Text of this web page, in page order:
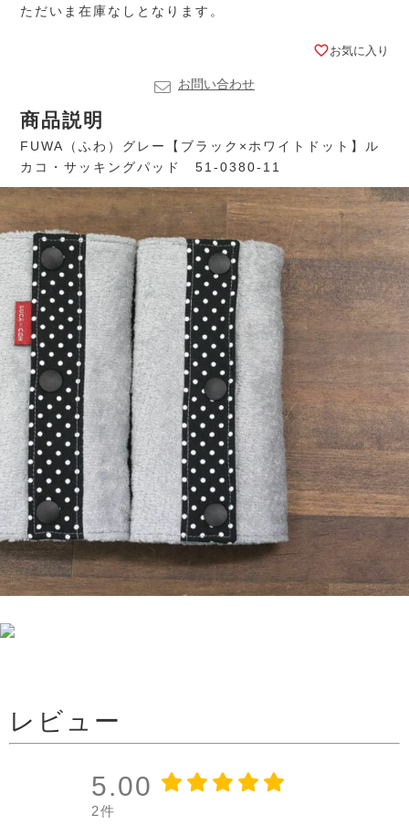
ただいま在庫なしとなります。
お気に入り
お問い合わせ
商品説明
FUWA（ふわ）グレー【ブラック×ホワイトドット】ル
カコ・サッキングパッド 51-0380-11
レビュー
5.00
2件